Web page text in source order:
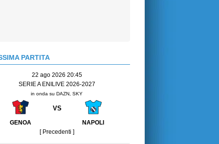
PARTITA
22 ago 2026 20:45
SERIE A ENILIVE 2026-2027
in onda su DAZN, SKY
VS
GENOA
NAPOLI
[ Precedenti ]